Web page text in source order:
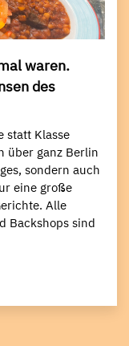
waren.
des
statt Klasse
über ganz Berlin
sondern auch
eine große
Alle
Backshops sind